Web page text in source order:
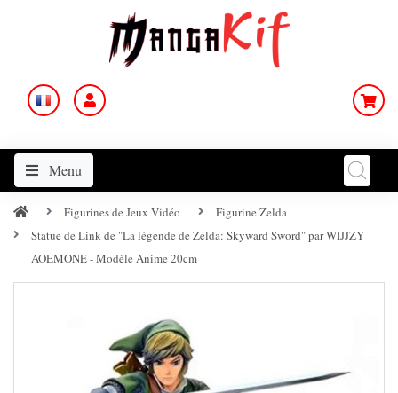
Menu
Figurines de Jeux Vidéo
Figurine Zelda
Statue de Link de "La légende de Zelda: Skyward Sword" par WIJJZY
AOEMONE - Modèle Anime 20cm